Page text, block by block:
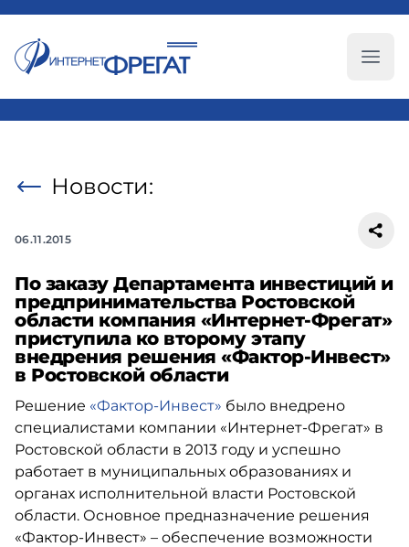
Новости:
06.11.2015
По заказу Департамента инвестиций и
предпринимательства Ростовской
области компания «Интернет-Фрегат»
приступила ко второму этапу
внедрения решения «Фактор-Инвест»
в Ростовской области
Решение «Фактор-Инвест» было внедрено
специалистами компании «Интернет-Фрегат» в
Ростовской области в 2013 году и успешно
работает в муниципальных образованиях и
органах исполнительной власти Ростовской
области. Основное предназначение решения
«Фактор-Инвест» – обеспечение возможности